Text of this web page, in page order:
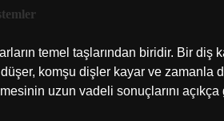
temel taşlarından biridir. Bir
komşu dişler kayar ve zamanla
uzun vadeli sonuçlarını açıkça